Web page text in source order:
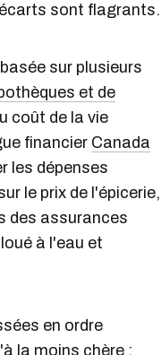
sont flagrants.
sur plusieurs
et de
coût de la vie
financier Canada
les dépenses
le prix de l'épicerie,
des assurances
à l'eau et
en ordre
la moins chère :